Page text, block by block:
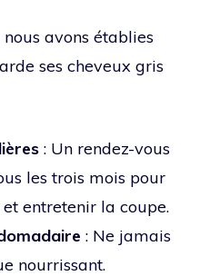
avons établies
ses cheveux gris
: Un rendez-vous
les trois mois pour
entretenir la coupe.
: Ne jamais
nourrissant.